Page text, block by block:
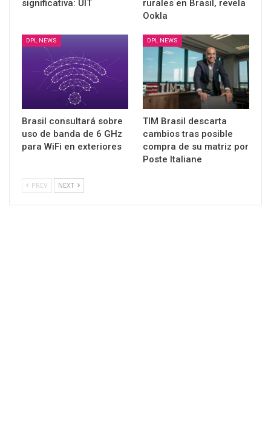
significativa: UIT
rurales en Brasil, revela
Ookla
DPL NEWS
Brasil consultará sobre
uso de banda de 6 GHz
para WiFi en exteriores
DPL NEWS
TIM Brasil descarta
cambios tras posible
compra de su matriz por
Poste Italiane
PREV NEXT